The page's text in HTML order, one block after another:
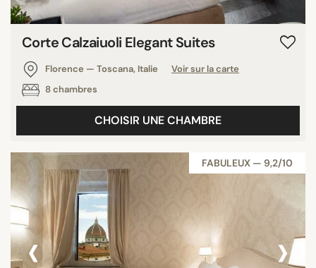
Corte Calzaiuoli Elegant Suites
Florence — Toscana, Italie
Voir sur la carte
8 chambres
CHOISIR UNE CHAMBRE
FABULEUX — 9,2/10
‹ ›